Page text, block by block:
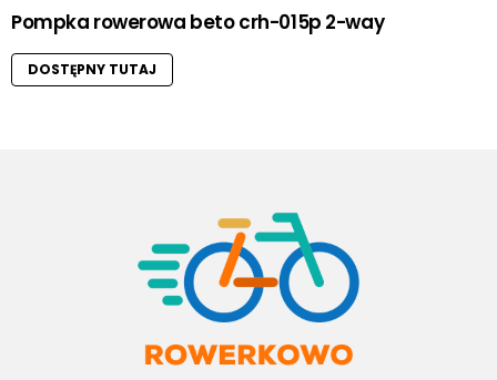
Pompka rowerowa beto crh-015p 2-way
DOSTĘPNY TUTAJ